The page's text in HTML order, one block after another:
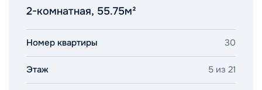
2-комнатная, 55.75м²
Номер квартиры 30
Этаж 5 из 21